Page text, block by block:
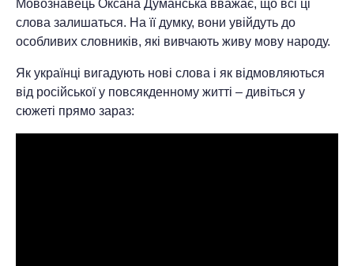
Мовознавець Оксана Думанська вважає, що всі ці
слова залишаться. На її думку, вони увійдуть до
особливих словників, які вивчають живу мову народу.
Як українці вигадують нові слова і як відмовляються
від російської у повсякденному житті – дивіться у
сюжеті прямо зараз: